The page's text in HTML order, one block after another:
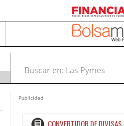
Buscar en:
Publicidad